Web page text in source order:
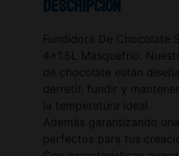
Descripción
Fundidora De Chocolate
4×1.5L Masquefrio.
de chocolate están
derretir, fundir y
la temperatura ideal.
Además garantizando
perfectos para tus